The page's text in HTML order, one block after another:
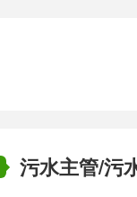
污水主管/污